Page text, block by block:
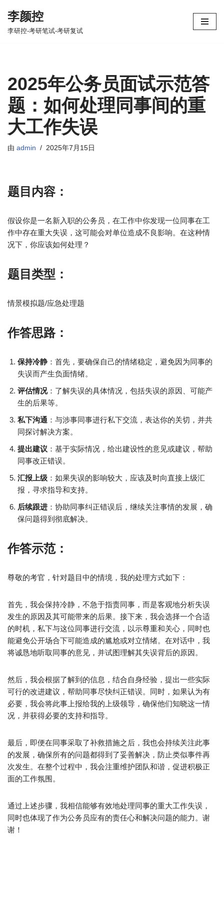
跳
李颜控
李研控-考研笔试-考研复试
2025年公务员面试示范答
题：如何处理同事间的重
大工作失误
由 admin 2025年7月15日
题目内容：
假设你是一名新入职的公务员，在工作中你发现一位同事在工
作中存在重大失误，这可能会对单位造成不良影响。在这种情
况下，你应该如何处理？
题目类型：
情景模拟题/应急处理题
作答思路：
保持冷静：首先，要确保自己的情绪稳定，避免因为同事的
失误而产生负面情绪。
评估情况：了解失误的具体情况，包括失误的原因、可能产
生的后果等。
私下沟通 ：与涉事同事进行私下交流，表达你的关切，并共
同探讨解决方案。
提出建议 ：基于实际情况，给出建设性的意见或建议，帮助
同事改正错误。
汇报上级 ：如果失误的影响较大，应该及时向直接上级汇
报，寻求指导和支持。
后续跟进 ：协助同事纠正错误后，继续关注事情的发展，确
保问题得到彻底解决。
作答示范：
尊敬的考官，针对题目中的情境，我的处理方式如下：
首先，我会保持冷静，不急于指责同事，而是客观地分析失误
发生的原因及其可能带来的后果。接下来，我会选择一个合适
的时机，私下与这位同事进行交流，以示尊重和关心，同时也
能避免公开场合下可能造成的尴尬或对立情绪。在对话中，我
将诚恳地听取同事的意见，并试图理解其失误背后的原因。
然后，我会根据了解到的信息，结合自身经验，提出一些实际
可行的改进建议，帮助同事尽快纠正错误。同时，如果认为有
必要，我会将此事上报给我的上级领导，确保他们知晓这一情
况，并获得必要的支持和指导。
最后，即便在同事采取了补救措施之后，我也会持续关注此事
的发展，确保所有的问题都得到了妥善解决，防止类似事件再
次发生。在整个过程中，我会注重维护团队和谐，促进积极正
面的工作氛围。
通过上述步骤，我相信能够有效地处理同事的重大工作失误，
同时也体现了作为公务员应有的责任心和解决问题的能力。谢
谢！